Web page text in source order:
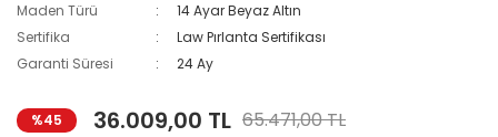
Maden Türü
14 Ayar Beyaz Altın
Sertifika
Law Pırlanta Sertifikası
Garanti Süresi
24 Ay
%45 36.009,00 TL 65.471,00 TL